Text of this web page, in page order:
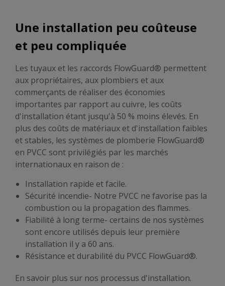
Une installation peu coûteuse
et peu compliquée
Les tuyaux et les raccords FlowGuard® permettent
aux propriétaires, aux plombiers et aux
commerçants de réaliser des économies
importantes par rapport au cuivre, les coûts
d'installation étant jusqu'à 50 % moins élevés. En
plus des coûts de matériaux et d'installation faibles
et stables, les systèmes de plomberie FlowGuard®
en PVCC sont privilégiés par les marchés
internationaux en raison de :
Installation rapide et facile.
Sécurité incendie- Notre PVCC ne favorise pas la
combustion ou la propagation des flammes.
Fiabilité à long terme- certains de nos systèmes
sont encore utilisés depuis leur première
installation il y a 60 ans.
Résistance et durabilité du PVCC FlowGuard®.
En savoir plus sur nos processus d'installation.